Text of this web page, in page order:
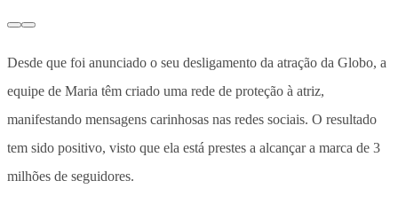
Desde que foi anunciado o seu desligamento da atração da Globo, a
equipe de Maria têm criado uma rede de proteção à atriz,
manifestando mensagens carinhosas nas redes sociais. O resultado
tem sido positivo, visto que ela está prestes a alcançar a marca de 3
milhões de seguidores.